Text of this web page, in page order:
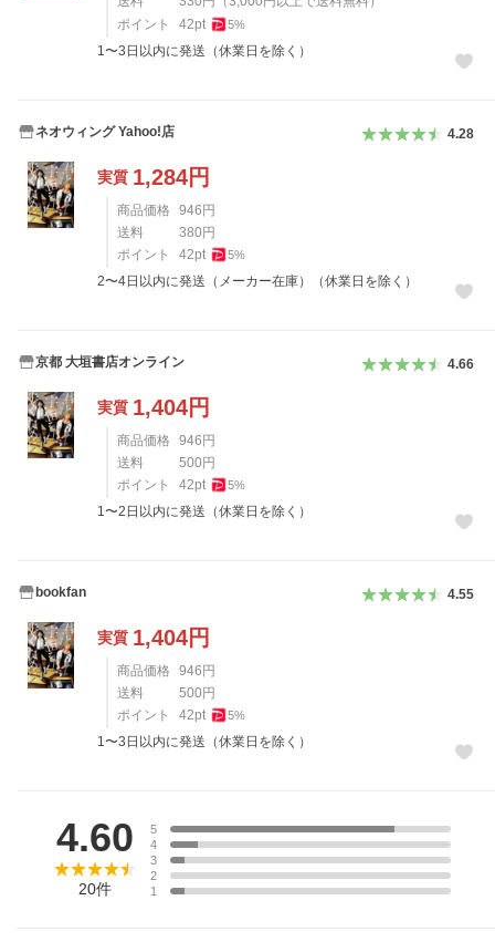
ポイント
42pt 5%
1〜3日以内に発送（休業日を除く）
ネオウィング Yahoo!店 4.28
実質 1,284円
商品価格 946 円
送料
380 円
ポイント
42pt 5%
2〜4日以内に発送（メーカー在庫）（休業日を除く）
京都 大垣書店オンライン 4.66
実質 1,404円
商品価格 946 円
送料
500 円
ポイント
42pt 5%
1〜2日以内に発送（休業日を除く）
bookfan 4.55
実質 1,404円
商品価格 946 円
送料
500 円
ポイント
42pt 5%
1〜3日以内に発送（休業日を除く）
4.60
20件
5
4
3
2
1